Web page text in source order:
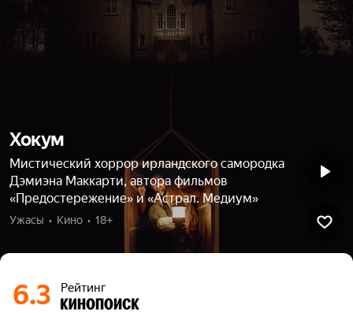
Хокум
Мистический хоррор ирландского самородка
Дэмиэна Маккарти, автора фильмов
«Предостережение» и «Астрал. Медиум»
Ужасы  •  Кино  •  18+
6.3 Рейтинг